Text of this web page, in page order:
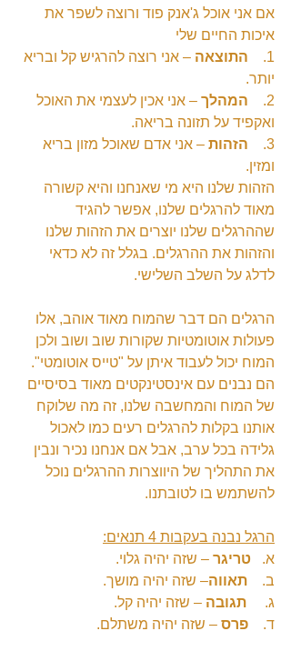
אם אני אוכל ג'אנק פוד ורוצה לשפר את
איכות החיים שלי
1.
התוצאה – אני רוצה להרגיש קל ובריא
יותר.
2.
המהלך – אני אכין לעצמי את האוכל
ואקפיד על תזונה בריאה.
3.
הזהות – אני אדם שאוכל מזון בריא
ומזין.
הזהות שלנו היא מי שאנחנו והיא קשורה
מאוד להרגלים שלנו, אפשר להגיד
שההרגלים שלנו יוצרים את הזהות שלנו
והזהות את ההרגלים. בגלל זה לא כדאי
לדלג על השלב השלישי.
הרגלים הם דבר שהמוח מאוד אוהב, אלו
פעולות אוטומטיות שקורות שוב ושוב ולכן
המוח יכול לעבוד איתן על "טייס אוטומטי".
הם נבנים עם אינסטינקטים מאוד בסיסיים
של המוח והמחשבה שלנו, זה מה שלוקח
אותנו בקלות להרגלים רעים כמו לאכול
גלידה בכל ערב, אבל אם אנחנו נכיר ונבין
את התהליך של היווצרות ההרגלים נוכל
להשתמש בו לטובתנו.
הרגל נבנה בעקבות 4 תנאים:
א. טריגר – שזה יהיה גלוי.
ב. תאווה– שזה יהיה מושך.
ג. תגובה – שזה יהיה קל.
ד. פרס – שזה יהיה משתלם.